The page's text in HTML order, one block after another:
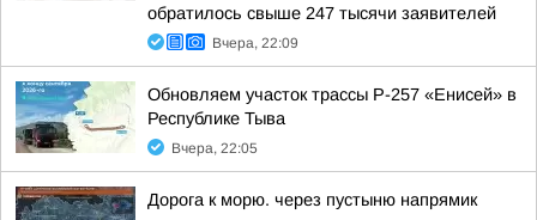
обратилось свыше 247 тысячи заявителей
Вчера, 22:09
Обновляем участок трассы Р-257 «Енисей» в
Республике Тыва
Вчера, 22:05
Дорога к морю. через пустыню напрямик